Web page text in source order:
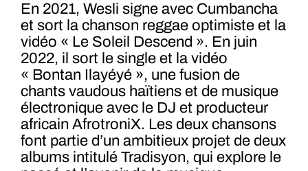
En 2021, Wesli signe avec Cumbancha
et sort la chanson reggae optimiste et la
vidéo « Le Soleil Descend ». En juin
2022, il sort le single et la vidéo
« Bontan Ilayéyé », une fusion de
chants vaudous haïtiens et de musique
électronique avec le DJ et producteur
africain AfrotroniX. Les deux chansons
font partie d’un ambitieux projet de deux
albums intitulé Tradisyon, qui explore le